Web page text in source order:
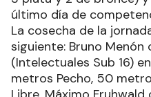
último día de
La cosecha de la
siguiente: Bruno
(Intelectuales Sub 16)
metros Pecho, 50